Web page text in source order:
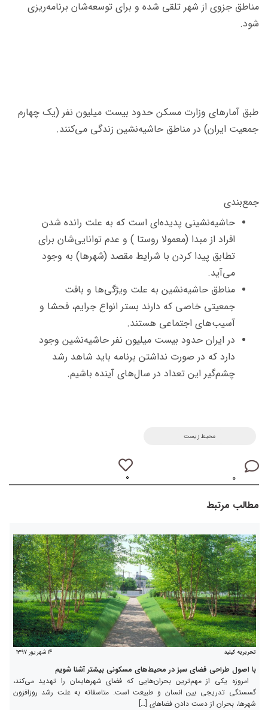
مناطق جزوی از شهر تلقی شده و برای توسعه‌شان برنامه‌ریزی
شود.
طبق آمارهای وزارت مسکن حدود بیست میلیون نفر (یک چهارم
جمعیت ایران) در مناطق حاشیه‌نشین زندگی می‌کنند.
جمع‌بندی
حاشیه‌نشینی پدیده‌ای است که به علت رانده شدن
افراد از مبدا (معمولا روستا ) و عدم توانایی‌شان برای
تطابق‌ پیدا کردن با شرایط مقصد (شهرها) به وجود
می‌آید.
مناطق حاشیه‌نشین به علت ویژگی‌ها و بافت
جمعیتی خاصی که دارند بستر انواع جرایم، فحشا و
آسیب‌های اجتماعی هستند.
در ایران حدود بیست میلیون نفر حاشیه‌‌نشین وجود
دارد که در صورت نداشتن برنامه باید شاهد رشد
چشم‌گیر این تعداد در سال‌های آینده باشیم.
محیط زیست
۰ ۰
مطالب مرتبط
تحریریه کیلید ۱۴ شهریور ۱۳۹۷
با اصول طراحی فضای سبز در محیط‌های مسکونی بیشتر آشنا شویم
امروزه یکی از مهم‌ترین بحران‌هایی که فضای شهرهایمان را تهدید می‌کند،
گسستگی تدریجی بین انسان و طبیعت است. متاسفانه به علت رشد روزافزون
شهرها، بحران از دست دادن فضاهای […]